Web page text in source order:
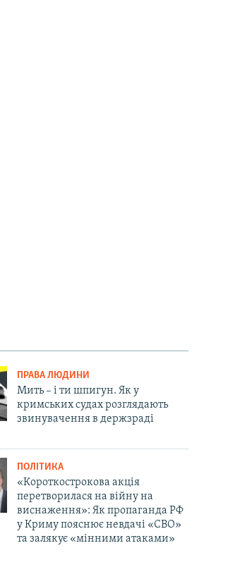
ПРАВА ЛЮДИНИ
Мить – і ти шпигун. Як у
кримських судах розглядають
звинувачення в держзраді
ПОЛІТИКА
«Короткострокова акція
перетворилася на війну на
виснаження»: Як пропаганда РФ
у Криму пояснює невдачі «СВО»
та залякує «мінними атаками»